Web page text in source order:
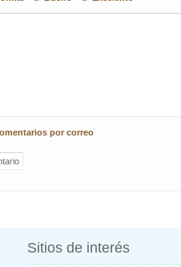
por correo
Sitios de interés